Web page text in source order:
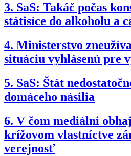
3. SaS: Takáč počas
státisíce do alkoholu a
4. Ministerstvo
situáciu vyhlásenú pre
5. SaS: Štát
domáceho násilia
6. V čom mediálni
krížovom vlastníctve
verejnosť